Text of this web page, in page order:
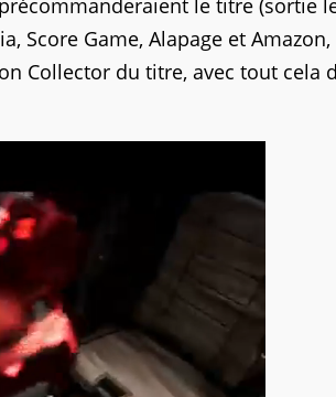
le titre (sortie
Score Game, Alapage et Amazon,
Collector du titre, avec tout cela